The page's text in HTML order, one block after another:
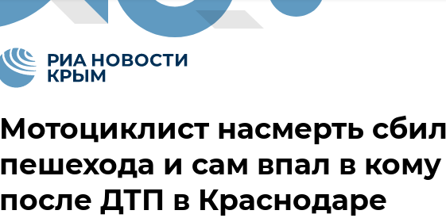
Мотоциклист насмерть
пешехода и сам впал в кому
после ДТП в Краснодаре